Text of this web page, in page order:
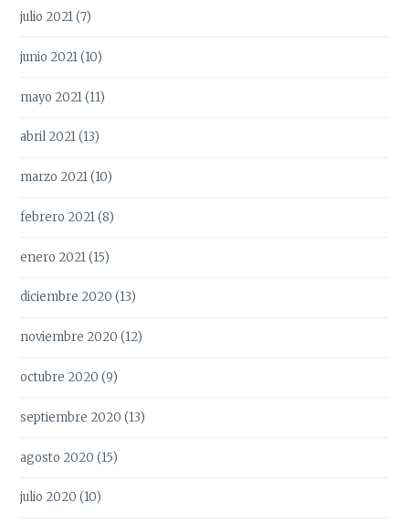
julio 2021(7)
junio 2021(10)
mayo 2021(11)
abril 2021(13)
marzo 2021(10)
febrero 2021(8)
enero 2021(15)
diciembre 2020 (13)
noviembre 2020 (12)
octubre 2020 (9)
septiembre 2020 (13)
agosto 2020 (15)
julio 2020 (10)